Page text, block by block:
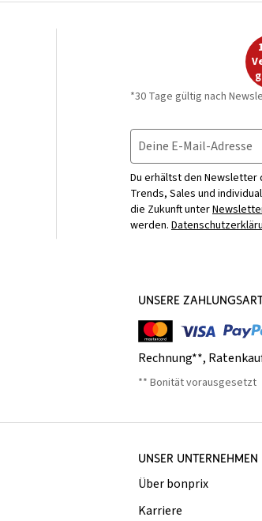
*30 Tage gültig nach
Deine E-Mail-Adresse
Du erhältst den Newsletter
Trends, Sales und
die Zukunft unter
werden.
UNSERE
Rechnung**,
** Bonität vorausgesetzt
UNSER UNTERNEHMEN
Über bonprix
Karriere